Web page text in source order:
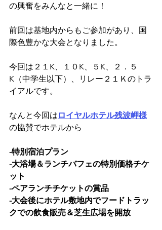
の興奮をみんなと一緒に！
前回は基地内からもご参加があり、国
際色豊かな大会となりました。
今回は２１K、１０K、５K、２．５
K（中学生以下）、リレー２１Ｋのトラ
イアルです。
なんと今回は ロイヤルホテル残波岬様
の協賛でホテルから
-特別宿泊プラン
-大浴場＆ランチバフェの特別価格チケ
ット
-ペアランチチケットの賞品
-大会後にホテル敷地内でフードトラッ
クでの飲食販売＆芝生広場を開放